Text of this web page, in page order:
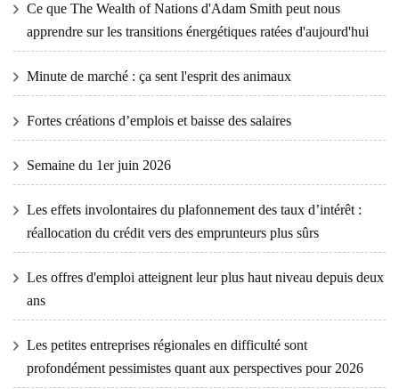
Ce que The Wealth of Nations d'Adam Smith peut nous
apprendre sur les transitions énergétiques ratées d'aujourd'hui
Minute de marché : ça sent l'esprit des animaux
Fortes créations d’emplois et baisse des salaires
Semaine du 1er juin 2026
Les effets involontaires du plafonnement des taux d’intérêt :
réallocation du crédit vers des emprunteurs plus sûrs
Les offres d'emploi atteignent leur plus haut niveau depuis deux
ans
Les petites entreprises régionales en difficulté sont
profondément pessimistes quant aux perspectives pour 2026